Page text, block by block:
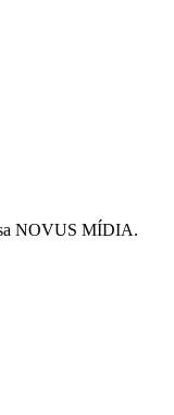
NOVUS MÍDIA.